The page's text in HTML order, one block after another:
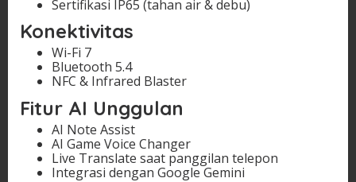
Sertifikasi IP65 (tahan air & debu)
Konektivitas
Wi-Fi 7
Bluetooth 5.4
NFC & Infrared Blaster
Fitur AI Unggulan
AI Note Assist
AI Game Voice Changer
Live Translate saat panggilan telepon
Integrasi dengan Google Gemini